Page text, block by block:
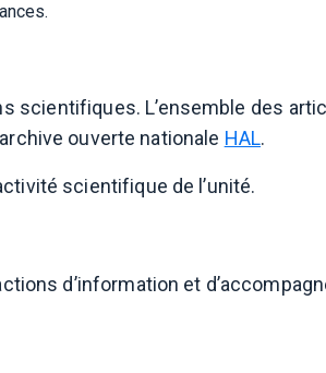
scientifiques. L’ensemble des
ouverte nationale HAL.
scientifique de l’unité.
d’information et